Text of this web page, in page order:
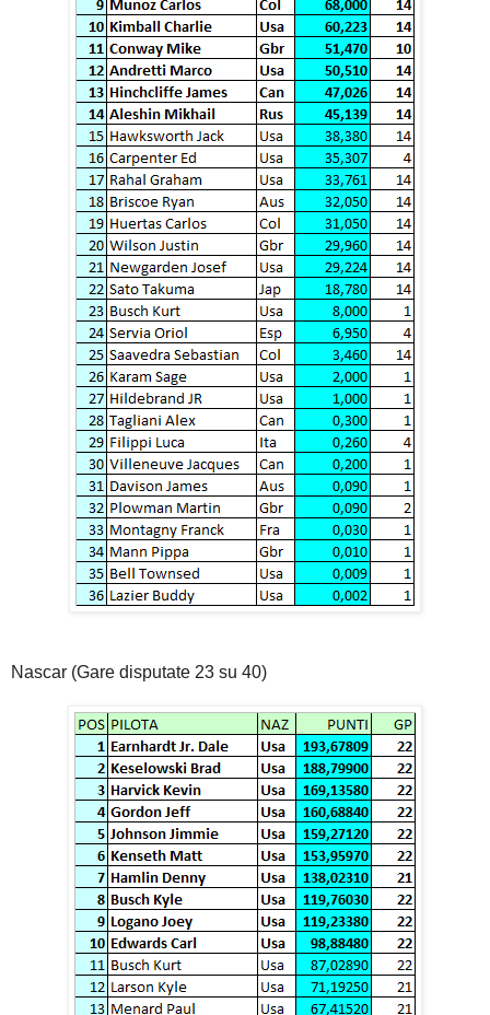
Nascar (Gare disputate 23 su 40)